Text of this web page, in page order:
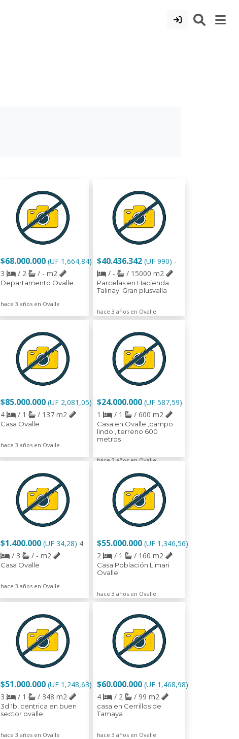
$68.000.000 (UF 1,664,84)
3
/ 2 / - m2
Departamento Ovalle
hace 3 años en Ovalle
$40.436.342 (UF 990) -
/ -
/ 15000 m2
Parcelas en Hacienda
Talinay. Gran plusvalía
hace 3 años en Ovalle
$85.000.000 (UF 2,081,05)
4
/ 1 / 137 m2
Casa Ovalle
hace 3 años en Ovalle
$24.000.000 (UF 587,59)
1
/ 1 / 600 m2
Casa en Ovalle ,campo
lindo , terreno 600
metros
hace 3 años en Ovalle
$1.400.000 (UF 34,28) 4
/ 3
/ - m2
Casa Ovalle
hace 3 años en Ovalle
$55.000.000 (UF 1,346,56)
2
/ 1 / 160 m2
Casa Población Limari
Ovalle
hace 3 años en Ovalle
$51.000.000 (UF 1,248,63)
3
/ 1 / 348 m2
3d 1b, centrica en buen
sector ovalle
hace 3 años en Ovalle
$60.000.000 (UF 1,468,98)
4
/ 2 / 99 m2
casa en Cerrillos de
Tamaya
hace 3 años en Ovalle